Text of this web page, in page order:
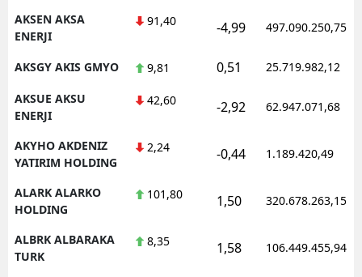
AKSEN AKSA
ENERJI
91,40 -4,99 497.090.250,75
AKSGY AKIS GMYO 9,81 0,51 25.719.982,12
AKSUE AKSU
ENERJI
42,60 -2,92 62.947.071,68
AKYHO AKDENIZ
YATIRIM HOLDING
2,24 -0,44 1.189.420,49
ALARK ALARKO
HOLDING
101,80 1,50 320.678.263,15
ALBRK ALBARAKA
TURK
8,35 1,58 106.449.455,94